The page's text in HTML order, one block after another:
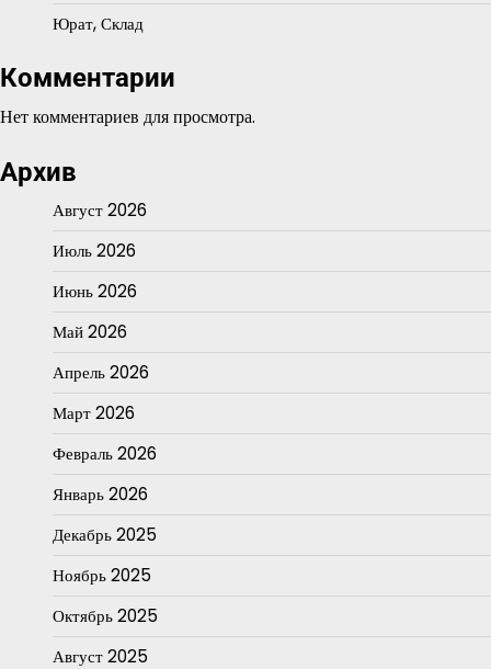
Юрат, Склад
Комментарии
Нет комментариев для просмотра.
Архив
Август 2026
Июль 2026
Июнь 2026
Май 2026
Апрель 2026
Март 2026
Февраль 2026
Январь 2026
Декабрь 2025
Ноябрь 2025
Октябрь 2025
Август 2025